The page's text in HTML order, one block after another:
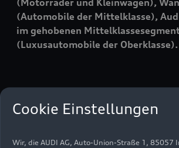
(Automobile der Mittelklasse),
im gehobenen
(Luxusautomobile der Oberklasse).
Cookie Einstellungen
Wir, die AUDI AG, Auto-Union-Straße 1, 85057